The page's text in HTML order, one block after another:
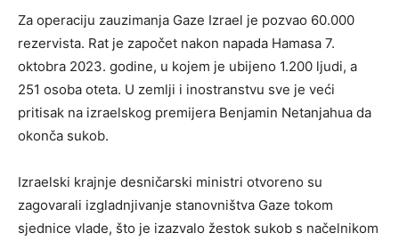
Za operaciju zauzimanja Gaze Izrael je pozvao 60.000
rezervista. Rat je započet nakon napada Hamasa 7.
oktobra 2023. godine, u kojem je ubijeno 1.200 ljudi, a
251 osoba oteta. U zemlji i inostranstvu sve je veći
pritisak na izraelskog premijera Benjamin Netanjahua da
okonča sukob.
Izraelski krajnje desničarski ministri otvoreno su
zagovarali izgladnjivanje stanovništva Gaze tokom
sjednice vlade, što je izazvalo žestok sukob s načelnikom